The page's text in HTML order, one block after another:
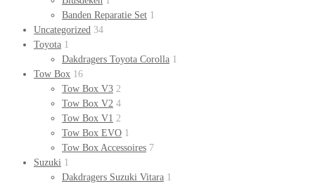
Banden Reparatie Set 1
Uncategorized 34
Toyota 1
Dakdragers Toyota Corolla 1
Tow Box 16
Tow Box V3 2
Tow Box V2 4
Tow Box V1 2
Tow Box EVO 1
Tow Box Accessoires 7
Suzuki 1
Dakdragers Suzuki Vitara 1